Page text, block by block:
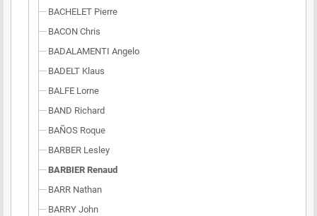
BACHELET Pierre
BACON Chris
BADALAMENTI Angelo
BADELT Klaus
BALFE Lorne
BAND Richard
BAÑOS Roque
BARBER Lesley
BARBIER Renaud
BARR Nathan
BARRY John